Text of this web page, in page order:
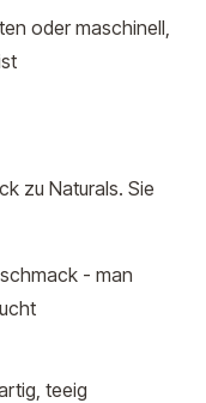
oder maschinell,
zu Naturals. Sie
- man
teeig